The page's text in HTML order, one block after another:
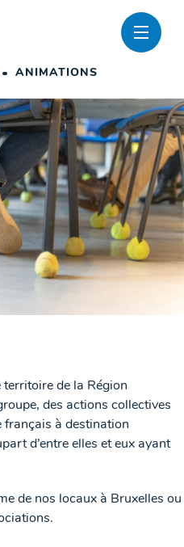
ANIMATIONS
de la Région
des actions collectives
français à destination
d’entre elles et eux ayant
de nos locaux à Bruxelles ou